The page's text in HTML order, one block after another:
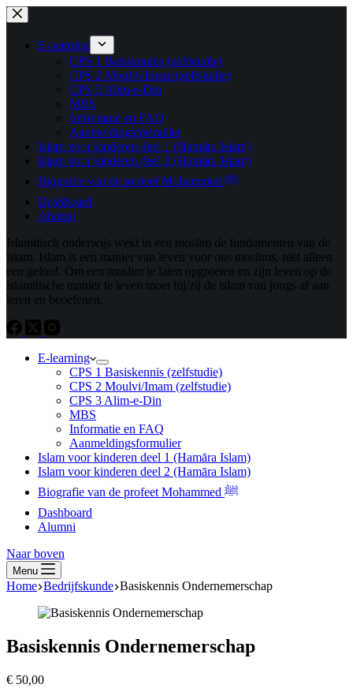
Ga
naar
inhoud
E-learning
CPS 1 Basiskennis (zelfstudie)
CPS 2 Moulvi/Imam (zelfstudie)
CPS 3 Alim-e-Din
MBS
Informatie en FAQ
Aanmeldingsformulier
Islam voor kinderen deel 1 (Hamāra Islam)
Islam voor kinderen deel 2 (Hamāra Islam)
Biografie van de profeet Mohammed ﷺ
Dashboard
Alumni
Islamitisch onderwijs wekt in een moslim de fundamenten van de
islam. Islam is een manier van leven voor ons moslims, niet alleen
een geloof. Om een ​​moslim te laten opgroeien en zijn leven op de
islamitische manier te leven moet hij/zij de islam van jongs af aan
leren en beoefenen.
E-learning
CPS 1 Basiskennis (zelfstudie)
CPS 2 Moulvi/Imam (zelfstudie)
CPS 3 Alim-e-Din
MBS
Informatie en FAQ
Aanmeldingsformulier
Islam voor kinderen deel 1 (Hamāra Islam)
Islam voor kinderen deel 2 (Hamāra Islam)
Biografie van de profeet Mohammed ﷺ
Dashboard
Alumni
Naar boven
Menu
Home Bedrijfskunde Basiskennis Ondernemerschap
Basiskennis Ondernemerschap
€ 50,00